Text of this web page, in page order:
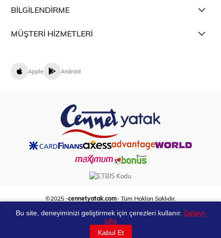
BİLGİLENDİRME
MÜŞTERİ HİZMETLERİ
Apple Android
©2025 -cennetyatak.com- Tüm Hakları Saklıdır.
Bu site, deneyiminizi geliştirmek için çerezleri kullanır. Detaylı
bilgi
Kabul Et